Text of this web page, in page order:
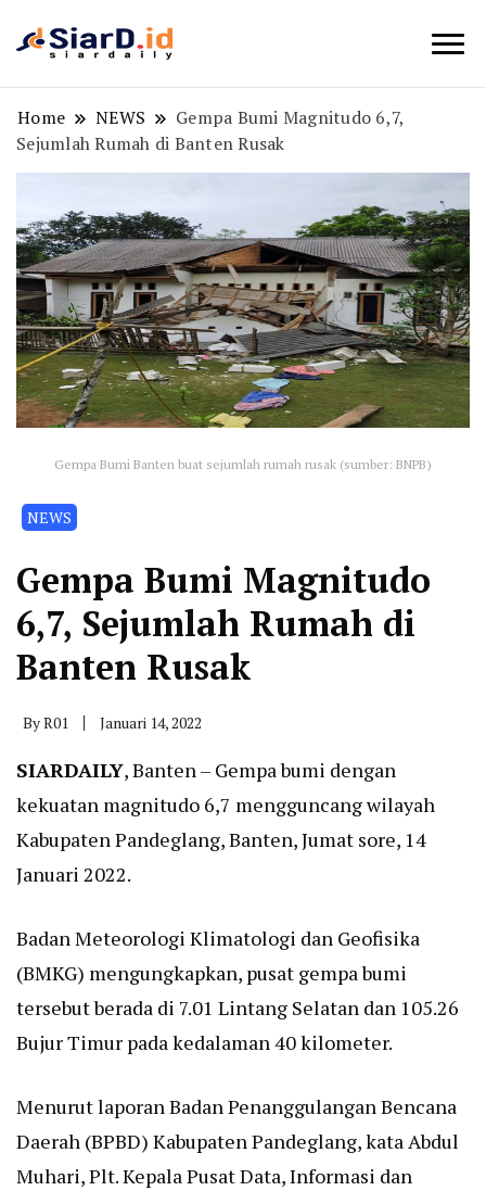
Home NEWS
Gempa Bumi Magnitudo 6,7,
Sejumlah Rumah di Banten Rusak
Gempa Bumi Banten buat sejumlah rumah rusak (sumber: BNPB)
NEWS
Gempa Bumi Magnitudo
6,7, Sejumlah Rumah di
Banten Rusak
ByR01 Januari 14, 2022
SIARDAILY, Banten – Gempa bumi dengan
kekuatan magnitudo 6,7 mengguncang wilayah
Kabupaten Pandeglang, Banten, Jumat sore, 14
Januari 2022.
Badan Meteorologi Klimatologi dan Geofisika
(BMKG) mengungkapkan, pusat gempa bumi
tersebut berada di 7.01 Lintang Selatan dan 105.26
Bujur Timur pada kedalaman 40 kilometer.
Menurut laporan Badan Penanggulangan Bencana
Daerah (BPBD) Kabupaten Pandeglang, kata Abdul
Muhari, Plt. Kepala Pusat Data, Informasi dan